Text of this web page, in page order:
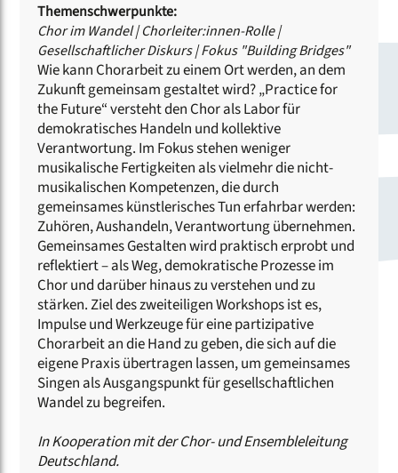
Themenschwerpunkte:
Chor im Wandel|Chorleiter:innen-Rolle|
Gesellschaftlicher Diskurs|Fokus "Building Bridges"
Wie kann Chorarbeit zu einem Ort werden, an dem
Zukunft gemeinsam gestaltet wird? „Practice for
the Future“ versteht den Chor als Labor für
demokratisches Handeln und kollektive
Verantwortung. Im Fokus stehen weniger
musikalische Fertigkeiten als vielmehr die nicht-
musikalischen Kompetenzen, die durch
gemeinsames künstlerisches Tun erfahrbar werden:
Zuhören, Aushandeln, Verantwortung übernehmen.
Gemeinsames Gestalten wird praktisch erprobt und
reflektiert – als Weg, demokratische Prozesse im
Chor und darüber hinaus zu verstehen und zu
stärken. Ziel des zweiteiligen Workshops ist es,
Impulse und Werkzeuge für eine partizipative
Chorarbeit an die Hand zu geben, die sich auf die
eigene Praxis übertragen lassen, um gemeinsames
Singen als Ausgangspunkt für gesellschaftlichen
Wandel zu begreifen.
In Kooperation mit der Chor- und Ensembleleitung
Deutschland.